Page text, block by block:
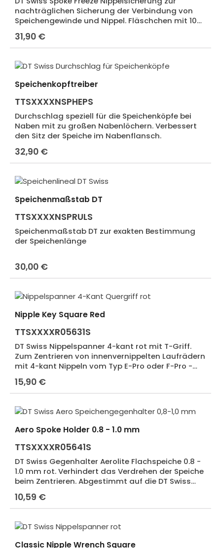
nachträglichen Sicherung der Verbindung von
Speichengewinde und Nippel. Fläschchen mit 10
ml Inhalt. Extrem ergiebig bei korrekter
Anwendung. Nachträgliches Nachzentrieren
möglich.
Regulärer Preis:
31,90 €
Speichenkopftreiber
TTSXXXXNSPHEPS
Durchschlag speziell für die Speichenköpfe bei
Naben mit zu großen Nabenlöchern. Verbessert
den Sitz der Speiche im Nabenflansch.
Regulärer Preis:
32,90 €
Speichenmaßstab DT
TTSXXXXNSPRULS
Speichenmaßstab DT zur exakten Bestimmung
der Speichenlänge
Regulärer Preis:
30,00 €
Nipple Key Square Red
TTSXXXXR05631S
DT Swiss Nippelspanner 4-kant rot mit T-Griff.
Zum Zentrieren von innenvernippelten Laufrädern
mit 4-kant Nippeln vom Typ E-Pro oder F-Pro -
Hidden
Regulärer Preis:
15,90 €
Aero Spoke Holder 0.8 - 1.0 mm
TTSXXXXR05641S
DT Swiss Gegenhalter Aerolite Flachspeiche 0.8 -
1.0 mm rot. Verhindert das Verdrehen der Speiche
beim Zentrieren. Abgestimmt auf die DT Swiss
Nippelspanner. Die Speiche lässt sich damit
direkt am Nippel halten. Neue Art. Nr.
TTSXXXXR23005S
Regulärer Preis:
10,59 €
Classic Nipple Wrench Square